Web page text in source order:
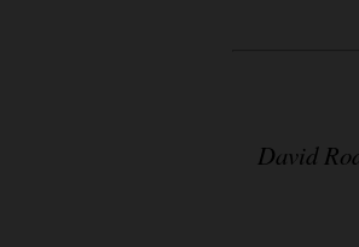
David